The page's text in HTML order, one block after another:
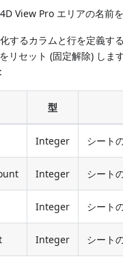
View Pro エリアの名前
するカラムと行を定義す
リセット (固定解除) し
型
Integer シート
Integer シート
Integer シート
Integer シート